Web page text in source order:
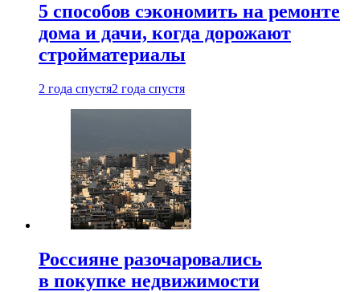
5 способов сэкономить на ремонте
дома и дачи, когда дорожают
стройматериалы
2 года спустя2 года спустя
Россияне разочаровались
в покупке недвижимости